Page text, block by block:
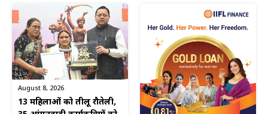
August 8, 2026
13 महिलाओं को तीलू रौतेली,